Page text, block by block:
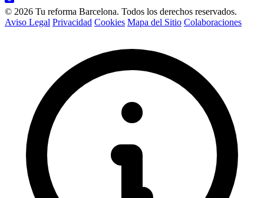
© 2026 Tu reforma Barcelona. Todos los derechos reservados.
Aviso Legal Privacidad Cookies Mapa del Sitio Colaboraciones